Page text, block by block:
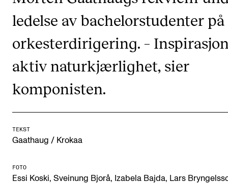
Søknad og opptak
FORSKNING OG UTVIKLINGSARBEID
For ph.d.-programmet i kunstnerisk utviklingsarbeid
Forskningsetikk
ledelse av bachelorstudenter på
orkesterdirigering. –
aktiv naturkjærlighet, sier
komponisten.
TEKST
Gaathaug / Krokaa
FOTO
Essi Koski, Sveinung Bjorå, Izabela Bajda, Lars